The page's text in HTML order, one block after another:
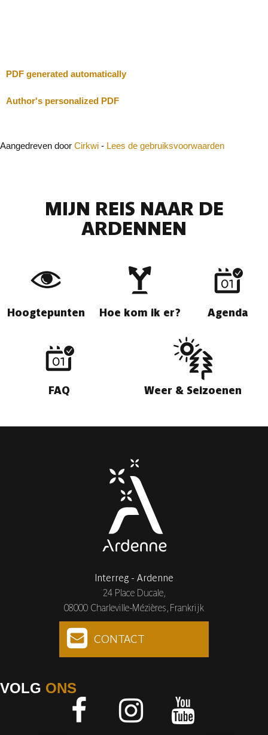
PDF generated automatically
Author's personalized PDF
Aangedreven door Cirkwi - Lees de gebruiksvoorwaarden
MIJN REIS NAAR DE
ARDENNEN
Hoogtepunten Hoe kom ik er? Agenda
FAQ Weer & Seizoenen
Interreg - Ardenne
24 Place Ducale,
08000 Charleville-Mézières, Frankrijk
CONTACT
VOLG ONS